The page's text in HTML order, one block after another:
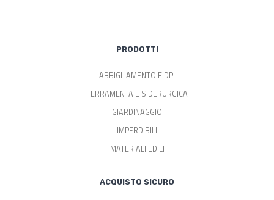
PRODOTTI
ABBIGLIAMENTO E DPI
FERRAMENTA E SIDERURGICA
GIARDINAGGIO
IMPERDIBILI
MATERIALI EDILI
ACQUISTO SICURO